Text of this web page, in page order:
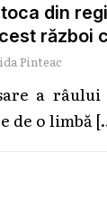
din
război
Pinteac
a
de o limbă